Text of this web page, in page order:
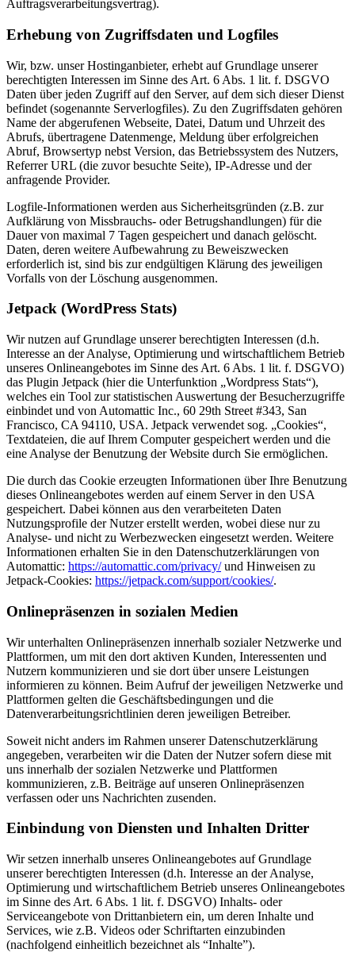
Auftragsverarbeitungsvertrag).
Erhebung von Zugriffsdaten und Logfiles
Wir, bzw. unser Hostinganbieter, erhebt auf Grundlage unserer
berechtigten Interessen im Sinne des Art. 6 Abs. 1 lit. f. DSGVO
Daten über jeden Zugriff auf den Server, auf dem sich dieser Dienst
befindet (sogenannte Serverlogfiles). Zu den Zugriffsdaten gehören
Name der abgerufenen Webseite, Datei, Datum und Uhrzeit des
Abrufs, übertragene Datenmenge, Meldung über erfolgreichen
Abruf, Browsertyp nebst Version, das Betriebssystem des Nutzers,
Referrer URL (die zuvor besuchte Seite), IP-Adresse und der
anfragende Provider.
Logfile-Informationen werden aus Sicherheitsgründen (z.B. zur
Aufklärung von Missbrauchs- oder Betrugshandlungen) für die
Dauer von maximal 7 Tagen gespeichert und danach gelöscht.
Daten, deren weitere Aufbewahrung zu Beweiszwecken
erforderlich ist, sind bis zur endgültigen Klärung des jeweiligen
Vorfalls von der Löschung ausgenommen.
Jetpack (WordPress Stats)
Wir nutzen auf Grundlage unserer berechtigten Interessen (d.h.
Interesse an der Analyse, Optimierung und wirtschaftlichem Betrieb
unseres Onlineangebotes im Sinne des Art. 6 Abs. 1 lit. f. DSGVO)
das Plugin Jetpack (hier die Unterfunktion „Wordpress Stats“),
welches ein Tool zur statistischen Auswertung der Besucherzugriffe
einbindet und von Automattic Inc., 60 29th Street #343, San
Francisco, CA 94110, USA. Jetpack verwendet sog. „Cookies“,
Textdateien, die auf Ihrem Computer gespeichert werden und die
eine Analyse der Benutzung der Website durch Sie ermöglichen.
Die durch das Cookie erzeugten Informationen über Ihre Benutzung
dieses Onlineangebotes werden auf einem Server in den USA
gespeichert. Dabei können aus den verarbeiteten Daten
Nutzungsprofile der Nutzer erstellt werden, wobei diese nur zu
Analyse- und nicht zu Werbezwecken eingesetzt werden. Weitere
Informationen erhalten Sie in den Datenschutzerklärungen von
Automattic: https://automattic.com/privacy/und Hinweisen zu
Jetpack-Cookies: https://jetpack.com/support/cookies/.
Onlinepräsenzen in sozialen Medien
Wir unterhalten Onlinepräsenzen innerhalb sozialer Netzwerke und
Plattformen, um mit den dort aktiven Kunden, Interessenten und
Nutzern kommunizieren und sie dort über unsere Leistungen
informieren zu können. Beim Aufruf der jeweiligen Netzwerke und
Plattformen gelten die Geschäftsbedingungen und die
Datenverarbeitungsrichtlinien deren jeweiligen Betreiber.
Soweit nicht anders im Rahmen unserer Datenschutzerklärung
angegeben, verarbeiten wir die Daten der Nutzer sofern diese mit
uns innerhalb der sozialen Netzwerke und Plattformen
kommunizieren, z.B. Beiträge auf unseren Onlinepräsenzen
verfassen oder uns Nachrichten zusenden.
Einbindung von Diensten und Inhalten Dritter
Wir setzen innerhalb unseres Onlineangebotes auf Grundlage
unserer berechtigten Interessen (d.h. Interesse an der Analyse,
Optimierung und wirtschaftlichem Betrieb unseres Onlineangebotes
im Sinne des Art. 6 Abs. 1 lit. f. DSGVO) Inhalts- oder
Serviceangebote von Drittanbietern ein, um deren Inhalte und
Services, wie z.B. Videos oder Schriftarten einzubinden
(nachfolgend einheitlich bezeichnet als “Inhalte”).